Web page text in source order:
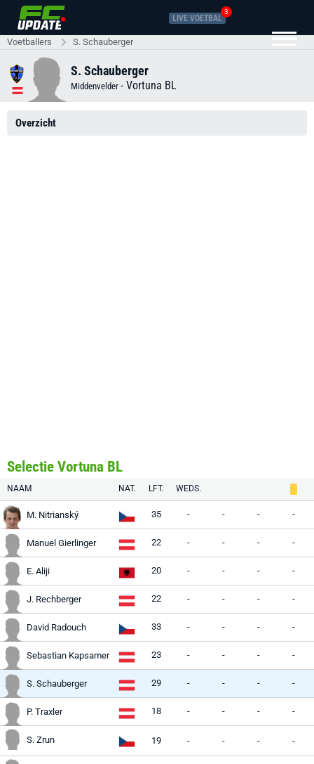
LIVE VOETBAL
3
Voetballers S. Schauberger
S. Schauberger
Middenvelder - Vortuna BL
Overzicht
Selectie Vortuna BL
NAAM NAT. LFT. WEDS.
M. Nitrianský 35 - - - -
Manuel Gierlinger 22 - - - -
E. Aliji 20 - - - -
J. Rechberger 22 - - - -
David Radouch 33 - - - -
Sebastian Kapsamer 23 - - - -
S. Schauberger 29 - - - -
P. Traxler 18 - - - -
S. Zrun 19 - - - -